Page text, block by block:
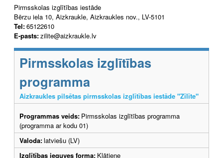
Pirmsskolas izglītības iestāde
Bērzu iela 10, Aizkraukle, Aizkraukles nov., LV-5101
Tel:65122610
E-pasts:zilite@aizkraukle.lv
Pirmsskolas izglītības
programma
Aizkraukles pilsētas pirmsskolas izglītības iestāde "Zīlīte"
Programmas veids: Pirmsskolas izglītības programma
(programma ar kodu 01)
Valoda:latviešu (LV)
Izglītības ieguves forma: Klātiene